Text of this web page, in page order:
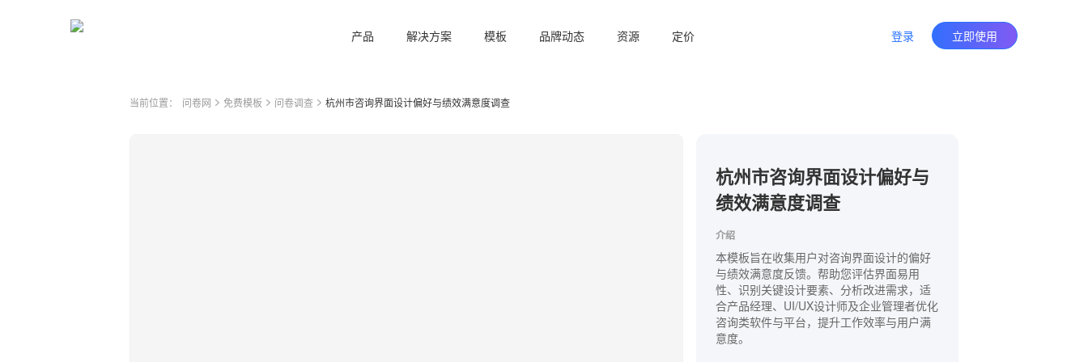
产品 解决方案 模板 品牌动态 资源 定价 登录 立即使用
当前位置： 问卷网 免费模板 问卷调查 杭州市咨询界面设计偏好与绩效满意度调查
杭州市咨询界面设计偏好与
绩效满意度调查
介绍
本模板旨在收集用户对咨询界面设计的偏好
与绩效满意度反馈。帮助您评估界面易用
性、识别关键设计要素、分析改进需求，适
合产品经理、UI/UX设计师及企业管理者优化
咨询类软件与平台，提升工作效率与用户满
意度。